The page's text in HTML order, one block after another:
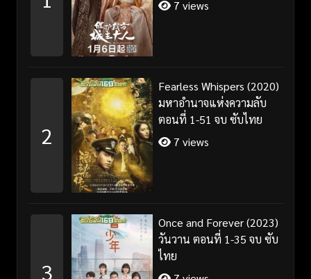
7 views
2
Fearless Whispers (2020)
มหาอำนาจแห่งความลับ
ตอนที่ 1-51 จบ ซับไทย
7 views
3
Once and Forever (2023)
วันวาน ตอนที่ 1-35 จบ ซับ
ไทย